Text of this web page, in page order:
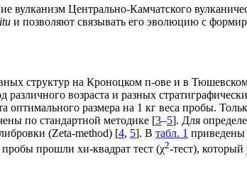
вулканизм Центрально-Камчатского
и позволяют связывать его эволюцию с
структур на Кроноцком п-ове и в
возраста и разных
размера на 1 кг веса пробы.
по стандартной методике [3–5]. Для
(Zeta-method) [4, 5]. В табл. 1 приведены
прошли хи-квадрат тест (χ2-тест), который